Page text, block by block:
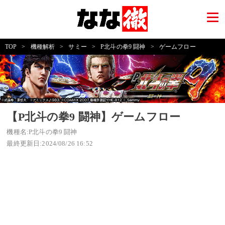
TOP > 機種解析 > サミー > P北斗の拳9 闘神 > ゲームフロー
【P北斗の拳9 闘神】ゲームフロー
機種名:P北斗の拳9 闘神
最終更新日:2024/08/26 16:52